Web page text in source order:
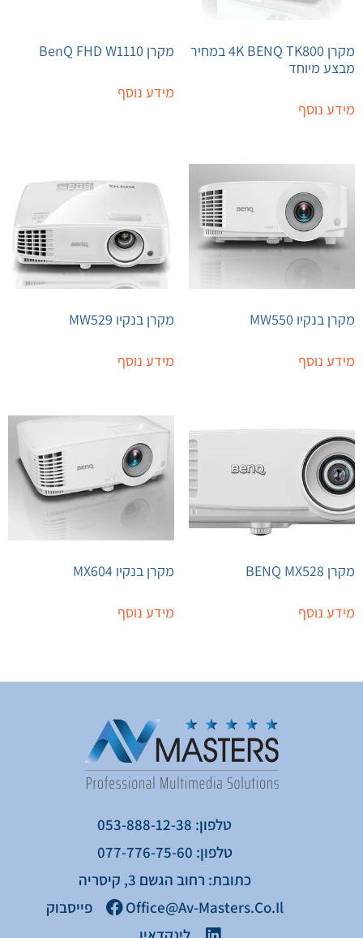
מקרן 4K BENQ TK800 במחיר
מבצע מיוחד
מידע נוסף
מקרן BenQ FHD W1110
מידע נוסף
מקרן בנקיו MW550
מידע נוסף
מקרן בנקיו MW529
מידע נוסף
מקרן BENQ MX528
מידע נוסף
מקרן בנקיו MX604
מידע נוסף
טלפון: 053-888-12-38
טלפון: 077-776-75-60
כתובת: רחוב הגשם 3, קיסריה
Office@av-Masters.co.il
פייסבוק